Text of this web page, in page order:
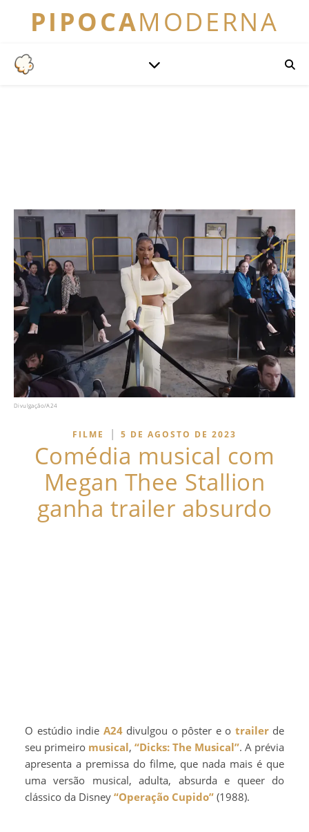
PIPOCAMODERNA
Divulgação/A24
FILME | 5 DE AGOSTO DE 2023
Comédia musical com
Megan Thee Stallion
ganha trailer absurdo
O estúdio indie A24divulgou o pôster e o trailerde
seu primeiro musical, “Dicks: The Musical”. A prévia
apresenta a premissa do filme, que nada mais é que
uma versão musical, adulta, absurda e queer do
clássico da Disney “Operação Cupido” (1988).